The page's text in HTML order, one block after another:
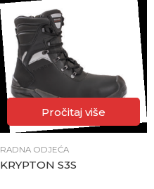
Pročitaj više
RADNA ODJEĆA
KRYPTON S3S